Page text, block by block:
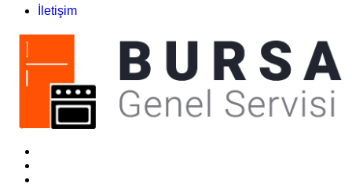
İletişim